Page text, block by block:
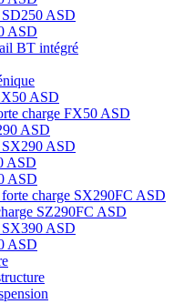
ASD
ASD
BT intégré
ASD
charge FX50 ASD
ASD
ASD
ASD
ASD
charge SX290FC ASD
SZ290FC ASD
ASD
ASD